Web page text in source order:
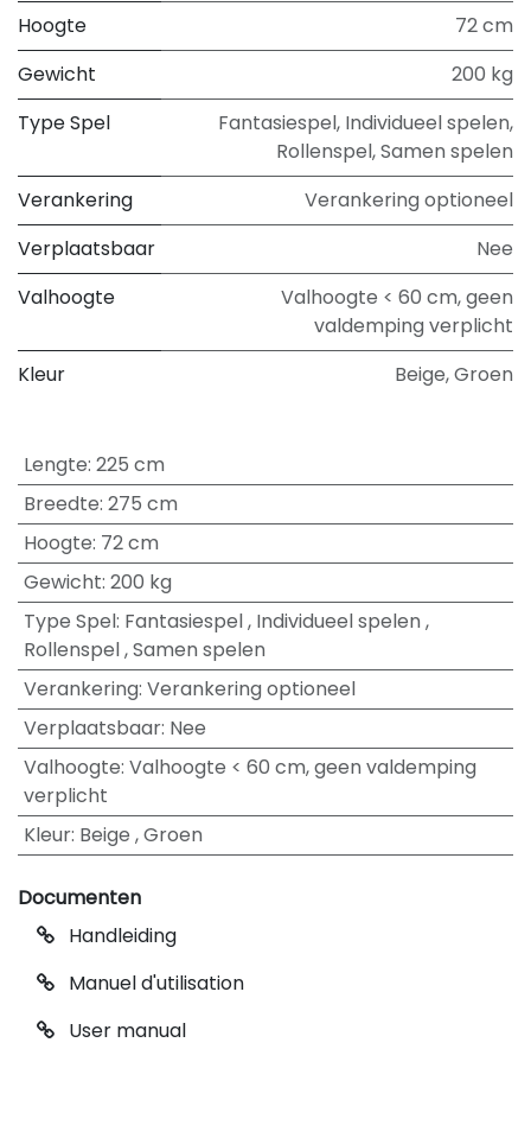
Hoogte
72 cm
Gewicht
200 kg
Type Spel
Fantasiespel, Individueel spelen,
Rollenspel,Samen spelen
Verankering
Verankering optioneel
Verplaatsbaar
Nee
Valhoogte
Valhoogte < 60 cm, geen
valdemping verplicht
Kleur
Beige,Groen
Lengte: 225 cm
Breedte: 275 cm
Hoogte: 72 cm
Gewicht: 200 kg
Type Spel: Fantasiespel, Individueel spelen,
Rollenspel,Samen spelen
Verankering: Verankering optioneel
Verplaatsbaar: Nee
Valhoogte: Valhoogte < 60 cm, geen valdemping
verplicht
Kleur: Beige ,Groen
Documenten
Handleiding
Manuel d'utilisation
User manual